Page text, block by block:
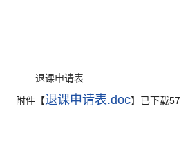
退课申请表
附件【退课申请表.doc】已下载